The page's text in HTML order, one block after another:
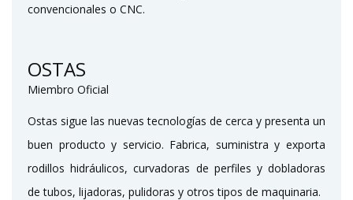
convencionales o CNC.
OSTAS
Miembro Oficial
Ostas sigue las nuevas tecnologías de cerca y presenta un
buen producto y servicio. Fabrica, suministra y exporta
rodillos hidráulicos, curvadoras de perfiles y dobladoras
de tubos, lijadoras, pulidoras y otros tipos de maquinaria.